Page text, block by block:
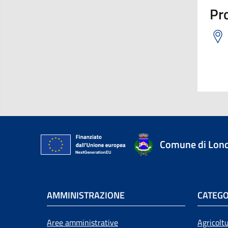
Comune di
AMMINISTRAZIONE
Aree amministrative